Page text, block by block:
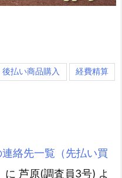
後払い商品購入 経費精算
連絡先一覧（先払い買
に 芦原(調査員3号) よ